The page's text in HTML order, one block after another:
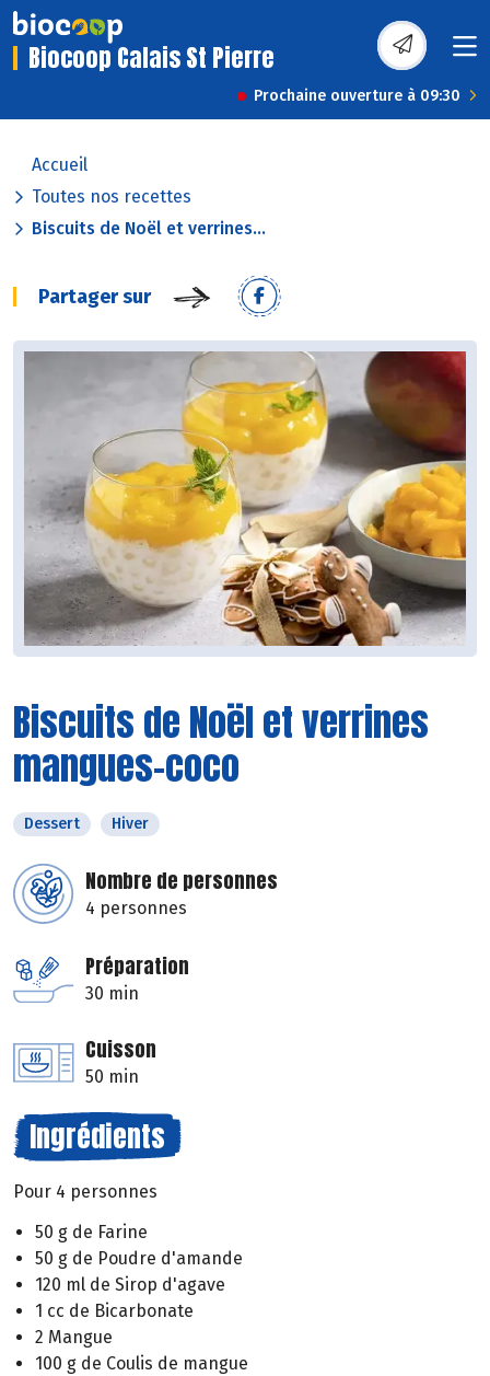
Biocoop Calais St Pierre
Prochaine ouverture à 09:30
Accueil
Toutes nos recettes
Biscuits de Noël et verrines...
Partager sur
Biscuits de Noël et verrines
mangues-coco
Dessert Hiver
Nombre de personnes
4 personnes
Préparation
30 min
Cuisson
50 min
Ingrédients
Pour 4 personnes
50 g de Farine
50 g de Poudre d'amande
120 ml de Sirop d'agave
1 cc de Bicarbonate
2 Mangue
100 g de Coulis de mangue